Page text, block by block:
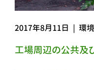
2017年8月11日 | 環
工場周辺の公共及